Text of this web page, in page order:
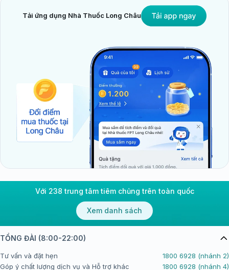
Tải ứng dụng Nhà Thuốc Long Châu
Với 238 trung tâm tiêm chủng trên toàn quốc
Xem danh sách
TỔNG ĐÀI (8:00-22:00)
Tư vấn và đặt hẹn
1800 6928 (nhánh 2)
Góp ý chất lượng dịch vụ và Hỗ trợ khác
1800 6928 (nhánh 4)